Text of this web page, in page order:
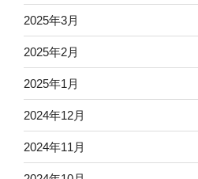
2025年3月
2025年2月
2025年1月
2024年12月
2024年11月